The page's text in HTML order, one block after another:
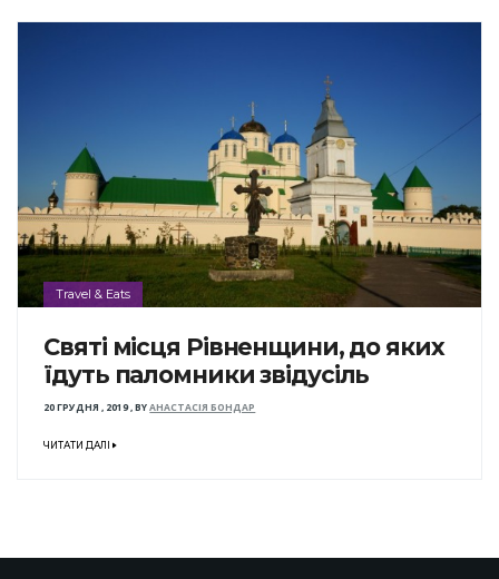
Travel & Eats
Святі місця Рівненщини, до яких
їдуть паломники звідусіль
20 ГРУДНЯ , 2019,BYАНАСТАСІЯ БОНДАР
ЧИТАТИ ДАЛІ